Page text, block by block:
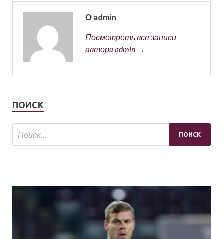
О admin
Посмотреть все записи
автора admin →
ПОИСК